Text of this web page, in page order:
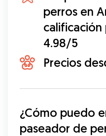
perros en
4.98/5
Precios
¿Cómo puedo
paseador de